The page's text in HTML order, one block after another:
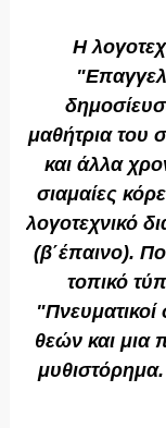
Η
μαθήτρια
και άλλα
σιαμαίες
λογοτεχνικό
(β΄έπαινο).
τοπικό
θεών και μια
μυθιστόρημα.